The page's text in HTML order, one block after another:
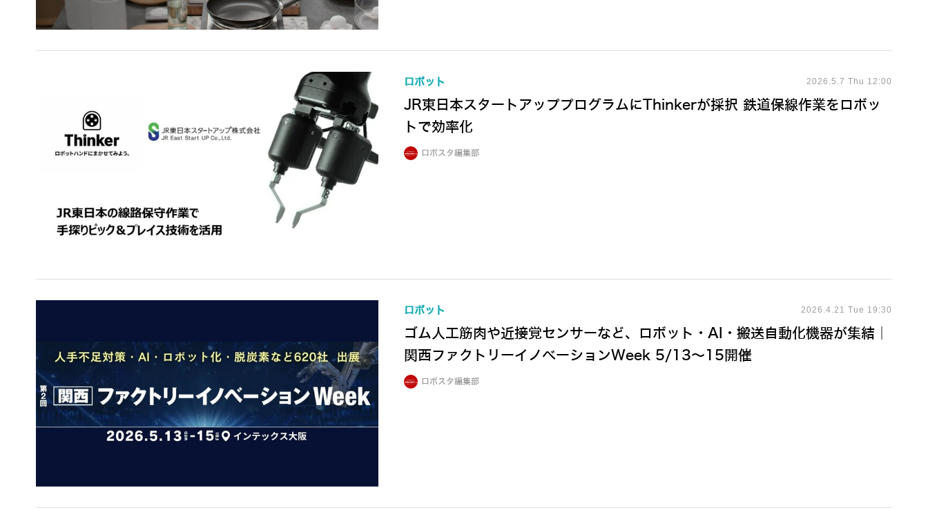
ロボット 2026.5.7 Thu 12:00
JR東日本スタートアッププログラムにThinkerが採択 鉄道保線作業をロボッ
トで効率化
ロボスタ編集部
ロボット 2026.4.21 Tue 19:30
ゴム人工筋肉や近接覚センサーなど、ロボット・AI・搬送自動化機器が集結｜
関西ファクトリーイノベーションWeek 5/13～15開催
ロボスタ編集部